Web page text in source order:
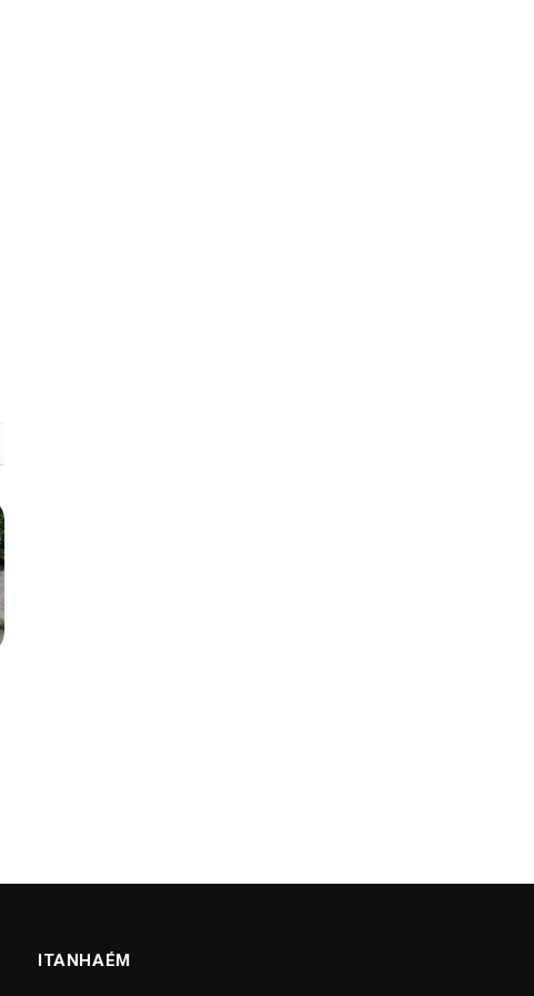
ITANHAÉM